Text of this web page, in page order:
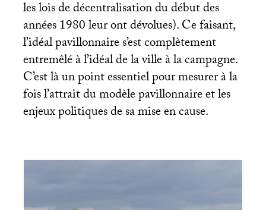
les lois de décentralisation du début des
années 1980 leur ont dévolues). Ce faisant,
l’idéal pavillonnaire s’est complètement
entremêlé à l’idéal de la ville à la campagne.
C’est là un point essentiel pour mesurer à la
fois l’attrait du modèle pavillonnaire et les
enjeux politiques de sa mise en cause.